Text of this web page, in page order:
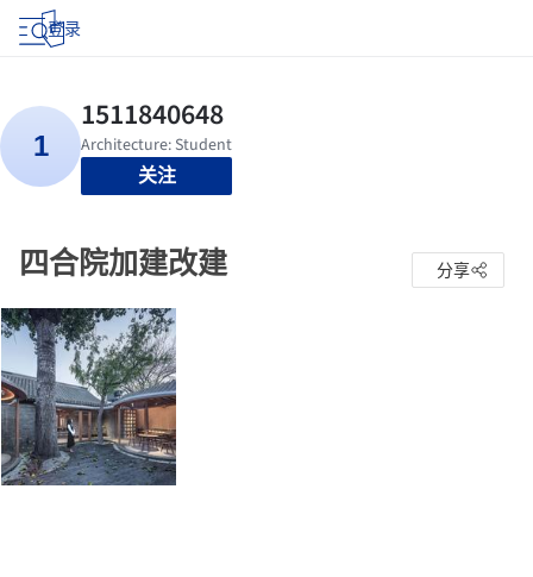
登录
关注
四合院加建改建 分享